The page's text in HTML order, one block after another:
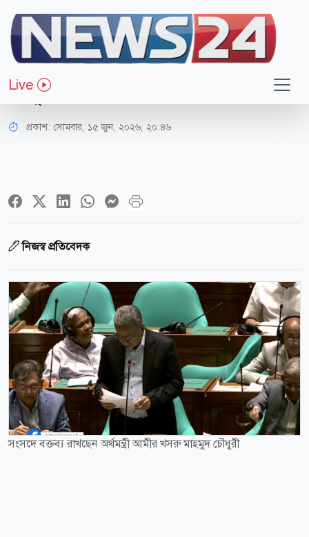
Live
জাতীয়
সংসদে ৫৬ হাজার ১১৭ কোটি টাকার
সম্পূরক বাজেট পাস
প্রকাশ: সোমবার, ১৫ জুন, ২০২৬, ২০:৪৬
নিজস্ব প্রতিবেদক
সংসদে বক্তব্য রাখছেন অর্থমন্ত্রী আমীর খসরু মাহমুদ চৌধুরী